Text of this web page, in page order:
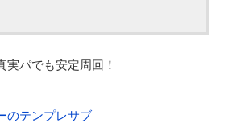
実パでも安定周回！
のテンプレサブ